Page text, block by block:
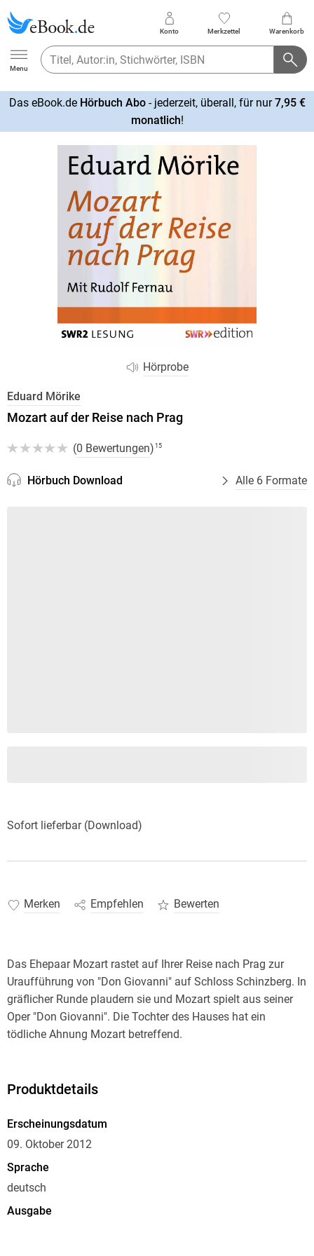
Ebook.de
Menu
Konto Merkzettel Warenkorb
Das eBook.de Hörbuch Abo- jederzeit, überall, für nur7,95 €
monatlich!
Hörprobe
Eduard Mörike
Mozart auf der Reise nach Prag
(0 Bewertungen) 15
Hörbuch Download Alle 6 Formate
Sofort lieferbar (Download)
Merken Empfehlen Bewerten
Das Ehepaar Mozart rastet auf Ihrer Reise nach Prag zur
Uraufführung von "Don Giovanni" auf Schloss Schinzberg. In
gräflicher Runde plaudern sie und Mozart spielt aus seiner
Oper "Don Giovanni". Die Tochter des Hauses hat ein
tödliche Ahnung Mozart betreffend.
Produktdetails
Erscheinungsdatum
09. Oktober 2012
Sprache
deutsch
Ausgabe